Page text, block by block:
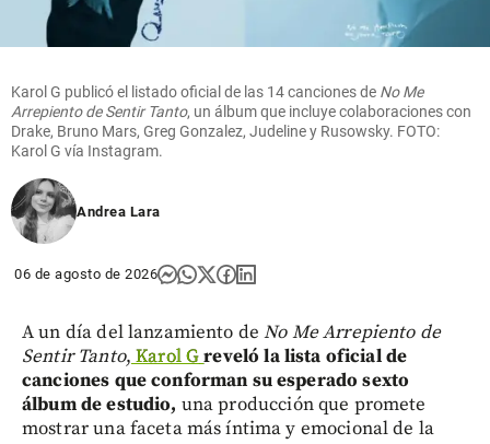
Karol G publicó el listado oficial de las 14 canciones de No Me
Arrepiento de Sentir Tanto, un álbum que incluye colaboraciones con
Drake, Bruno Mars, Greg Gonzalez, Judeline y Rusowsky. FOTO:
Karol G vía Instagram.
Andrea Lara
06 de agosto de 2026
A un día del lanzamiento deNo Me Arrepiento de
Sentir Tanto, Karol Greveló la lista oficial de
canciones que conforman su esperado sexto
álbum de estudio, una producción que promete
mostrar una faceta más íntima y emocional de la